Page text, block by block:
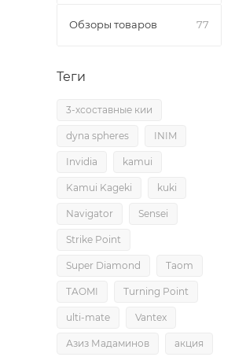
Обзоры товаров 77
Теги
3-хсоставные кии
dyna spheres INIM
Invidia kamui
Kamui Kageki kuki
Navigator Sensei
Strike Point
Super Diamond Taom
TAOMI Turning Point
ulti-mate Vantex
Азиз Мадаминов акция